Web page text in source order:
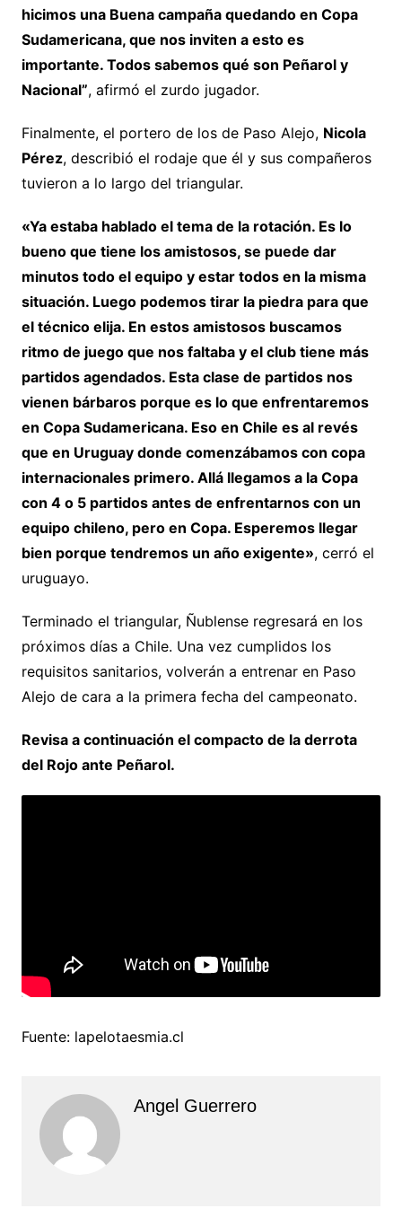
hicimos una Buena campaña quedando en Copa
Sudamericana, que nos inviten a esto es
importante. Todos sabemos qué son Peñarol y
Nacional”, afirmó el zurdo jugador.
Finalmente, el portero de los de Paso Alejo, Nicola
Pérez, describió el rodaje que él y sus compañeros
tuvieron a lo largo del triangular.
«Ya estaba hablado el tema de la rotación. Es lo
bueno que tiene los amistosos, se puede dar
minutos todo el equipo y estar todos en la misma
situación. Luego podemos tirar la piedra para que
el técnico elija. En estos amistosos buscamos
ritmo de juego que nos faltaba y el club tiene más
partidos agendados. Esta clase de partidos nos
vienen bárbaros porque es lo que enfrentaremos
en Copa Sudamericana. Eso en Chile es al revés
que en Uruguay donde comenzábamos con copa
internacionales primero. Allá llegamos a la Copa
con 4 o 5 partidos antes de enfrentarnos con un
equipo chileno, pero en Copa. Esperemos llegar
bien porque tendremos un año exigente», cerró el
uruguayo.
Terminado el triangular, Ñublense regresará en los
próximos días a Chile. Una vez cumplidos los
requisitos sanitarios, volverán a entrenar en Paso
Alejo de cara a la primera fecha del campeonato.
Revisa a continuación el compacto de la derrota
del Rojo ante Peñarol.
Fuente: lapelotaesmia.cl
Angel Guerrero